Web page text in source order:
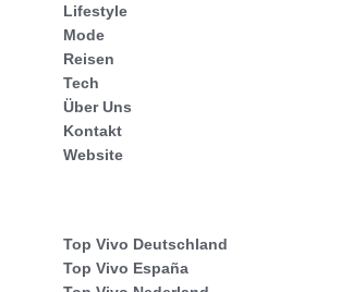
Lifestyle
Mode
Reisen
Tech
Über Uns
Kontakt
Website
Top Vivo Deutschland
Top Vivo España